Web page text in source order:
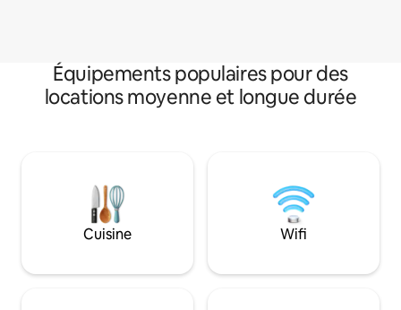
Équipements populaires pour des
locations moyenne et longue durée
Cuisine Wifi